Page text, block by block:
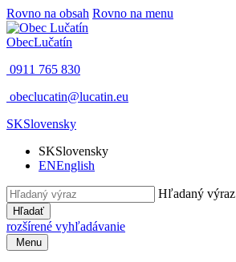
Rovno na obsah Rovno na menu
ObecLučatín
0911 765 830
obeclucatin@lucatin.eu
SKSlovensky
SKSlovensky
ENEnglish
Hľadaný výraz
Hľadať
rozšírené vyhľadávanie
Menu